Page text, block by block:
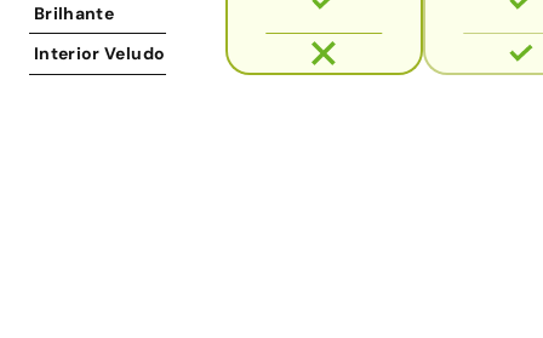
Brilhante
Interior Veludo